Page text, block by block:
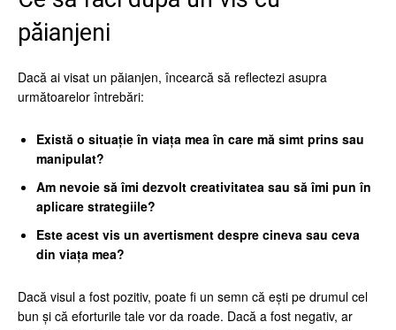
păianjeni
Dacă ai visat un păianjen, încearcă să reflectezi asupra
următoarelor întrebări:
Există o situație în viața mea în care mă simt prins sau
manipulat?
Am nevoie să îmi dezvolt creativitatea sau să îmi pun în
aplicare strategiile?
Este acest vis un avertisment despre cineva sau ceva
din viața mea?
Dacă visul a fost pozitiv, poate fi un semn că ești pe drumul cel
bun și că eforturile tale vor da roade. Dacă a fost negativ, ar